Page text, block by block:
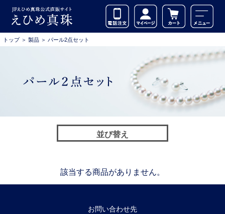
トップ ＞ 製品 ＞ パール2点セット
並び替え
該当する商品がありません。
お問い合わせ先